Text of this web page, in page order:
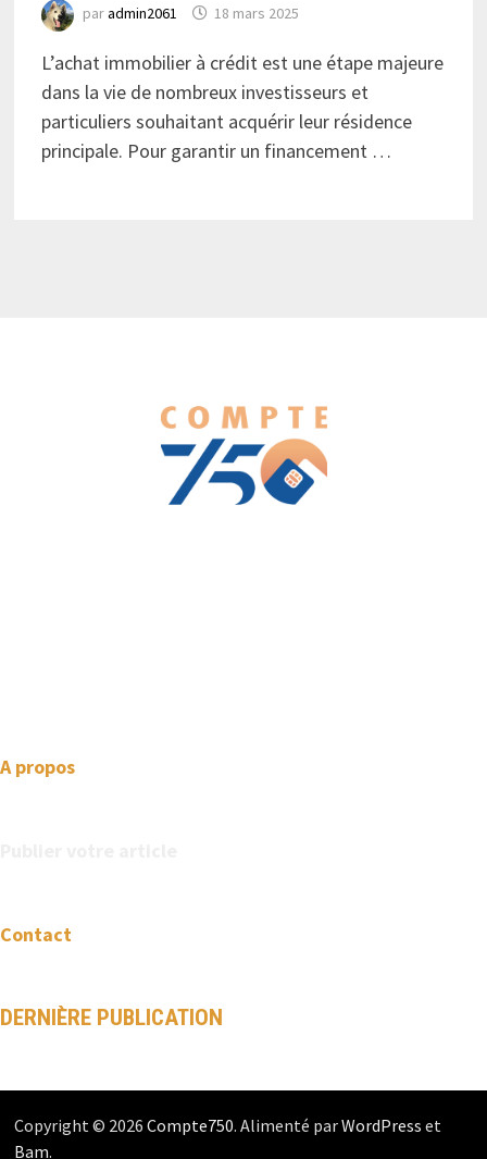
paradmin2061 18 mars 2025
L’achat immobilier à crédit est une étape majeure
dans la vie de nombreux investisseurs et
particuliers souhaitant acquérir leur résidence
principale. Pour garantir un financement …
A propos
Contact
DERNIÈRE PUBLICATION
Copyright © 2026 Compte750. Alimenté parWordPress et
Bam.